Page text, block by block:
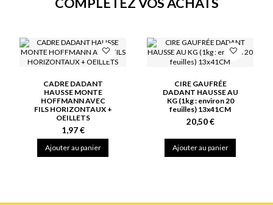
COMPLÉTEZ VOS ACHATS
CADRE DADANT
HAUSSE MONTE
HOFFMANN AVEC
FILS HORIZONTAUX +
OEILLETS
1,97 €
Ajouter au panier
CIRE GAUFRÉE
DADANT HAUSSE AU
KG (1kg : environ 20
feuilles) 13x41CM
20,50 €
Ajouter au panier